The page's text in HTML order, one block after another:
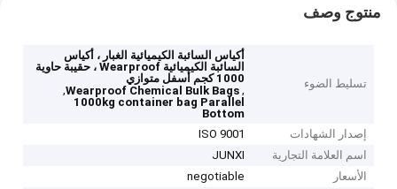
منتوج وصف
تسليط الضوء
أكياس السائبة الكيميائية الغبار ، أكياس
السائبة الكيميائية Wearproof ، حقيبة حاوية
1000 كجم أسفل متوازي
,
Wearproof Chemical Bulk Bags
,
1000kg container bag Parallel
Bottom
إصدار الشهادات
ISO 9001
اسم العلامة التجارية
JUNXI
الأسعار
negotiable